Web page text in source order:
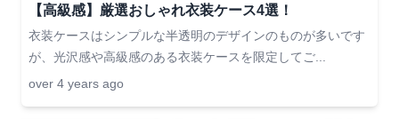
【高級感】厳選おしゃれ衣装ケース4選！
衣装ケースはシンプルな半透明のデザインのものが多いです
が、光沢感や高級感のある衣装ケースを限定してご...
over 4 years ago